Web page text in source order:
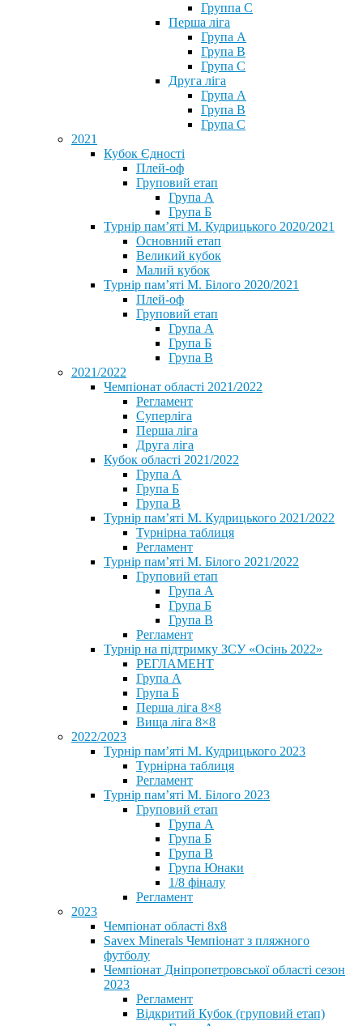
Группа C
Перша ліга
Група A
Група B
Група C
Друга ліга
Група A
Група B
Група C
2021
Кубок Єдності
Плей-оф
Груповий етап
Група А
Група Б
Турнір пам’яті М. Кудрицького 2020/2021
Основний етап
Великий кубок
Малий кубок
Турнір пам’яті М. Білого 2020/2021
Плей-оф
Груповий етап
Група А
Група Б
Група В
2021/2022
Чемпіонат області 2021/2022
Регламент
Суперліга
Перша ліга
Друга ліга
Кубок області 2021/2022
Група А
Група Б
Група В
Турнір пам’яті М. Кудрицького 2021/2022
Турнірна таблиця
Регламент
Турнір пам’яті М. Білого 2021/2022
Груповий етап
Група А
Група Б
Група В
Регламент
Турнір на підтримку ЗСУ «Осінь 2022»
РЕГЛАМЕНТ
Група А
Група Б
Перша ліга 8×8
Вища ліга 8×8
2022/2023
Турнір пам’яті М. Кудрицького 2023
Турнірна таблиця
Регламент
Турнір пам’яті М. Білого 2023
Груповий етап
Група А
Група Б
Група В
Група Юнаки
1/8 фіналу
Регламент
2023
Чемпіонат області 8х8
Savex Minerals Чемпіонат з пляжного
футболу
Чемпіонат Дніпропетровської області сезон
2023
Регламент
Відкритий Кубок (груповий етап)